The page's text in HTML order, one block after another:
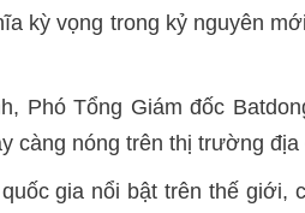
kỳ vọng trong kỷ nguyên
Phó Tổng Giám đốc
càng nóng trên thị trường địa
gia nổi bật trên thế